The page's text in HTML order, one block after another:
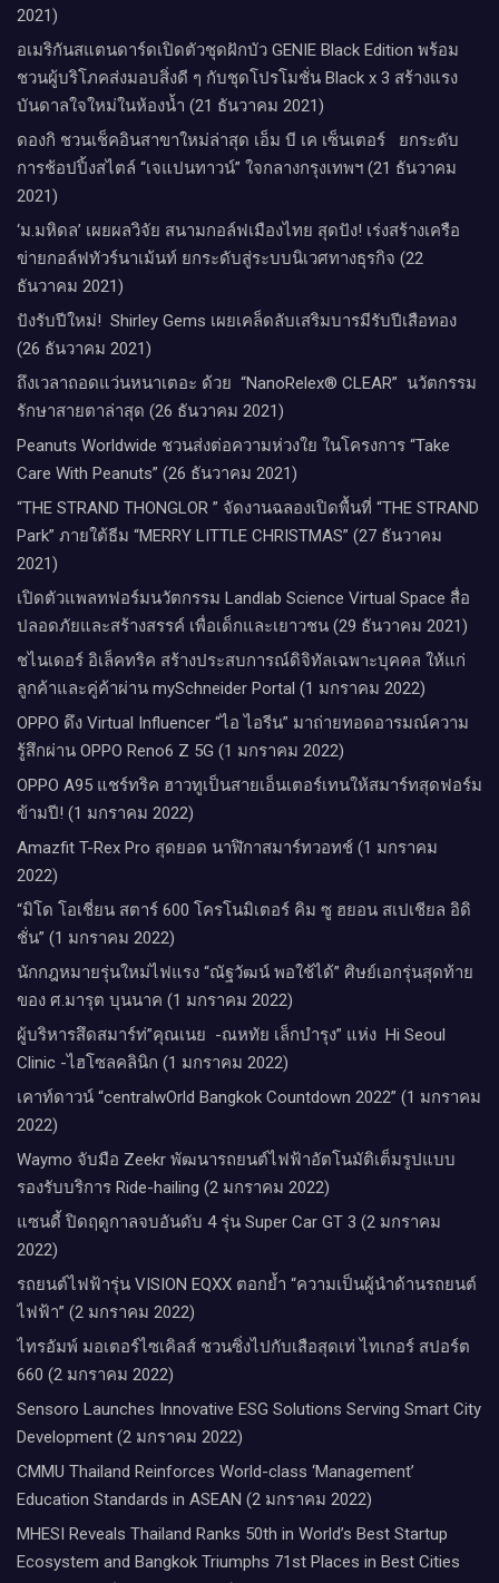
2021)
อเมริกันสแตนดาร์ดเปิดตัวชุดฝักบัว GENIE Black Edition พร้อม
ชวนผู้บริโภคส่งมอบสิ่งดี ๆ กับชุดโปรโมชั่น Black x 3 สร้างแรง
บันดาลใจใหม่ในห้องน้ำ (21 ธันวาคม 2021)
ดองกิ ชวนเช็คอินสาขาใหม่ล่าสุด เอ็ม บี เค เซ็นเตอร์ ยกระดับ
การช้อปปิ้งสไตล์ “เจแปนทาวน์” ใจกลางกรุงเทพฯ (21 ธันวาคม
2021)
‘ม.มหิดล’ เผยผลวิจัย สนามกอล์ฟเมืองไทย สุดปัง! เร่งสร้างเครือ
ข่ายกอล์ฟทัวร์นาเม้นท์ ยกระดับสู่ระบบนิเวศทางธุรกิจ (22
ธันวาคม 2021)
ปังรับปีใหม่​! ​ Shirley Gems เผยเคล็ดลับ​เสริมบารมีรับปีเสือทอง
(26 ธันวาคม 2021)
ถึงเวลาถอดแว่นหนาเตอะ ด้วย “NanoRelex® CLEAR” นวัตกรรม
รักษาสายตาล่าสุด (26 ธันวาคม 2021)
Peanuts Worldwide ชวนส่งต่อความห่วงใย​ ​ในโครงการ “Take
Care With Peanuts” (26 ธันวาคม 2021)
“THE STRAND THONGLOR ” จัดงานฉลองเปิดพื้นที่ “THE STRAND
Park” ภายใต้ธีม “MERRY LITTLE CHRISTMAS” (27 ธันวาคม
2021)
เปิดตัวแพลทฟอร์มนวัตกรรม Landlab Science Virtual Space สื่อ
ปลอดภัยและสร้างสรรค์ เพื่อเด็กและเยาวชน (29 ธันวาคม 2021)
ชไนเดอร์ อิเล็คทริค สร้างประสบการณ์ดิจิทัลเฉพาะบุคคล ให้แก่
ลูกค้าและคู่ค้าผ่าน mySchneider Portal (1 มกราคม 2022)
OPPO ดึง Virtual Influencer “ไอ ไอรีน” มาถ่ายทอดอารมณ์ความ
รู้สึกผ่าน OPPO Reno6 Z 5G (1 มกราคม 2022)
OPPO A95 แชร์ทริค ฮาวทูเป็นสายเอ็นเตอร์เทนให้สมาร์ทสุดฟอร์ม
ข้ามปี! (1 มกราคม 2022)
Amazfit T-Rex Pro สุดยอด นาฬิกาสมาร์ทวอทช์ (1 มกราคม
2022)
“มิโด โอเชี่ยน สตาร์ 600 โครโนมิเตอร์ คิม ซู ฮยอน สเปเชียล อิดิ
ชั่น” (1 มกราคม 2022)
นักกฎหมายรุ่นใหม่ไฟแรง “ณัฐวัฒน์ พอใช้ได้” ศิษย์เอกรุ่นสุดท้าย
ของ ศ.มารุต บุนนาค (1 มกราคม 2022)
ผู้บริหารสึดสมาร์ท่”คุณเนย -ณหทัย เล็กบำรุง” แห่ง Hi Seoul
Clinic -ไฮโซลคลินิก (1 มกราคม 2022)
เคาท์ดาวน์​ “centralwOrld Bangkok Countdown 2022” (1 มกราคม
2022)
Waymo จับมือ Zeekr พัฒนารถยนต์ไฟฟ้าอัตโนมัติเต็มรูปแบบ
รองรับบริการ Ride-hailing (2 มกราคม 2022)
แซนดี้ ปิดฤดูกาลจบอันดับ 4 รุ่น Super Car GT 3 (2 มกราคม
2022)
รถยนต์ไฟฟ้ารุ่น VISION EQXX ตอกย้ำ “ความเป็นผู้นำด้านรถยนต์
ไฟฟ้า” (2 มกราคม 2022)
ไทรอัมพ์ มอเตอร์ไซเคิลส์ ชวนซิ่งไปกับเสือสุดเท่ ไทเกอร์ สปอร์ต
660 (2 มกราคม 2022)
Sensoro Launches Innovative ESG Solutions Serving Smart City
Development (2 มกราคม 2022)
CMMU Thailand Reinforces World-class ‘Management’
Education Standards in ASEAN (2 มกราคม 2022)
MHESI Reveals Thailand Ranks 50th in World’s Best Startup
Ecosystem and Bangkok Triumphs 71st Places in Best Cities